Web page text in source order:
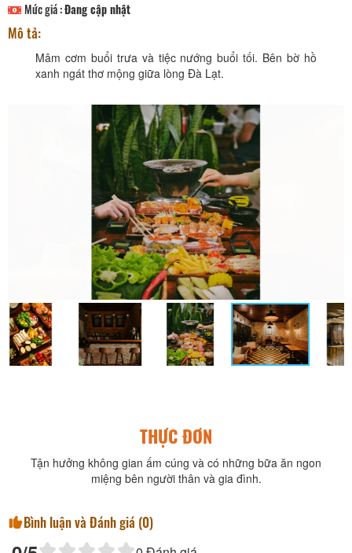
Mức giá :Đang cập nhật
Mô tả:
Mâm cơm buổi trưa và tiệc nướng buổi tối. Bên bờ hồ
xanh ngát thơ mộng giữa lòng Đà Lạt.
THỰC ĐƠN
Tận hưởng không gian ấm cúng và có những bữa ăn ngon
miệng bên người thân và gia đình.
Bình luận và Đánh giá (0)